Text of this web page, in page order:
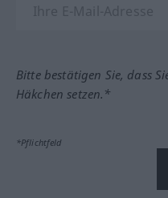
Bitte bestätigen Sie, dass
Häkchen setzen.*
*Pflichtfeld